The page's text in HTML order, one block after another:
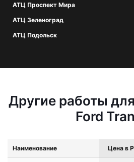
АТЦ Проспект Мира
АТЦ Зеленоград
АТЦ Подольск
Другие работы
Ford
Наименование Цена в